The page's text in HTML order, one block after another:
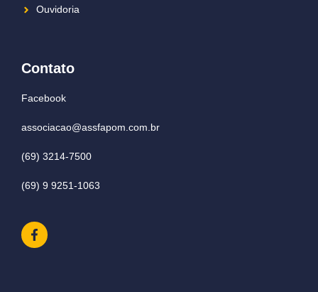
Ouvidoria
Contato
Facebook
associacao@assfapom.com.br
(69) 3214-7500
(69) 9 9251-1063